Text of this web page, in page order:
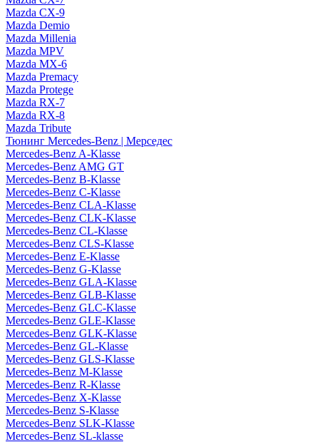
Mazda CX-9
Mazda Demio
Mazda Millenia
Mazda MPV
Mazda MX-6
Mazda Premacy
Mazda Protege
Mazda RX-7
Mazda RX-8
Mazda Tribute
Тюнинг Mercedes-Benz | Мерседес
Mercedes-Benz A-Klasse
Mercedes-Benz AMG GT
Mercedes-Benz B-Klasse
Mercedes-Benz C-Klasse
Mercedes-Benz CLA-Klasse
Mercedes-Benz CLK-Klasse
Mercedes-Benz CL-Klasse
Mercedes-Benz CLS-Klasse
Mercedes-Benz E-Klasse
Mercedes-Benz G-Klasse
Mercedes-Benz GLA-Klasse
Mercedes-Benz GLB-Klasse
Mercedes-Benz GLC-Klasse
Mercedes-Benz GLE-Klasse
Mercedes-Benz GLK-Klasse
Mercedes-Benz GL-Klasse
Mercedes-Benz GLS-Klasse
Mercedes-Benz M-Klasse
Mercedes-Benz R-Klasse
Mercedes-Benz X-Klasse
Mercedes-Benz S-Klasse
Mercedes-Benz SLK-Klasse
Mercedes-Benz SL-klasse